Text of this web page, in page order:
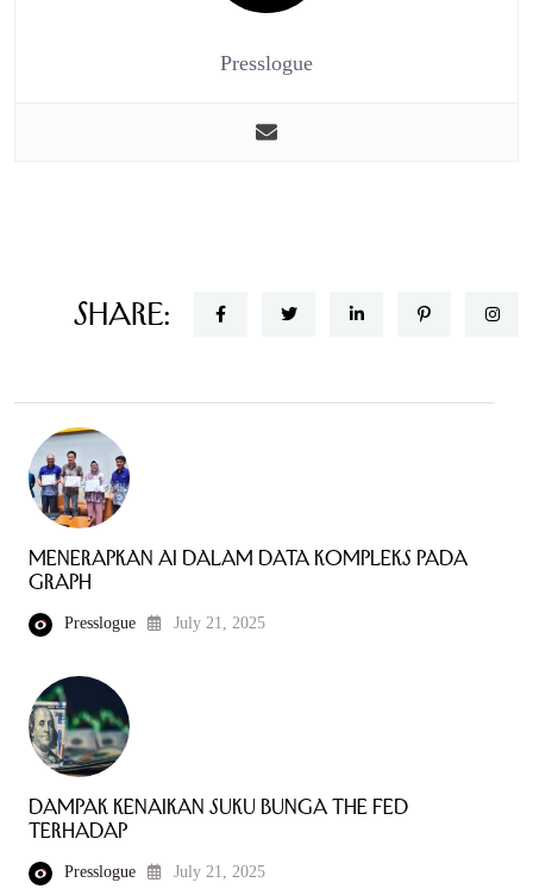
Presslogue
Share:
Menerapkan AI dalam Data Kompleks pada
Graph
Presslogue July 21, 2025
Dampak Kenaikan Suku Bunga The Fed
terhadap
Presslogue July 21, 2025